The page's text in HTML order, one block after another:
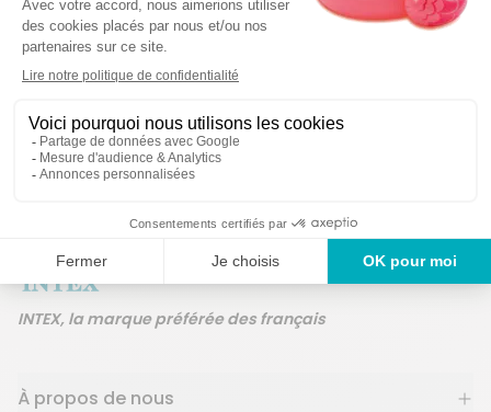
Un service en France
INTEX, la marque préférée des français
À propos de nous